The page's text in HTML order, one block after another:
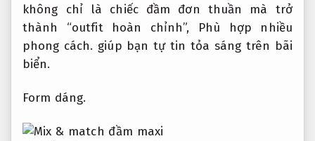
không chỉ là chiếc đầm đơn thuần mà trở
thành “outfit hoàn chỉnh”, Phù hợp nhiều
phong cách. giúp bạn tự tin tỏa sáng trên bãi
biển.
Form dáng.